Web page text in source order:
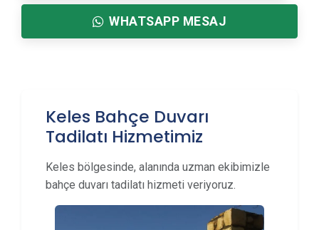
WHATSAPP MESAJ
Keles Bahçe Duvarı
Tadilatı Hizmetimiz
Keles bölgesinde, alanında uzman ekibimizle
bahçe duvarı tadilatı hizmeti veriyoruz.